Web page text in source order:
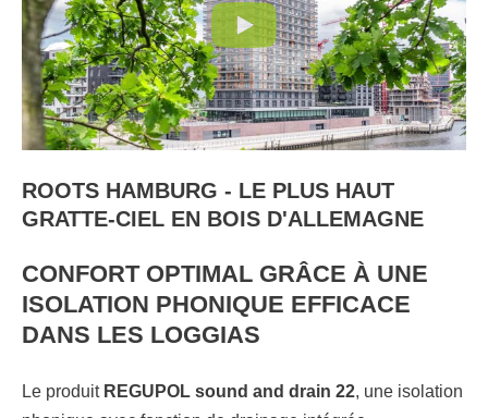
ROOTS HAMBURG - LE PLUS HAUT
GRATTE-CIEL EN BOIS D'ALLEMAGNE
CONFORT OPTIMAL GRÂCE À UNE
ISOLATION PHONIQUE EFFICACE
DANS LES LOGGIAS
Le produit REGUPOL sound and drain 22, une isolation